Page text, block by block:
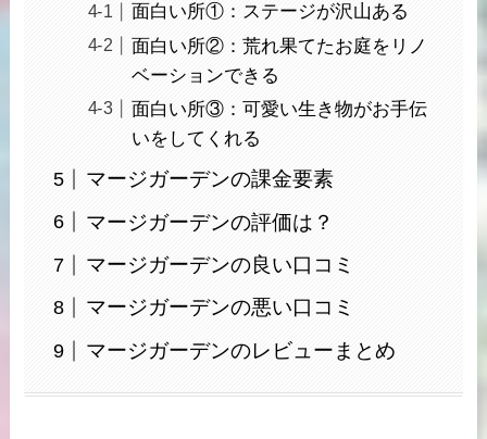
面白い所①：ステージが沢山ある
面白い所②：荒れ果てたお庭をリノ
ベーションできる
面白い所③：可愛い生き物がお手伝
いをしてくれる
マージガーデンの課金要素
マージガーデンの評価は？
マージガーデンの良い口コミ
マージガーデンの悪い口コミ
マージガーデンのレビューまとめ